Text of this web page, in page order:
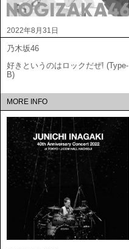
2022年8月31日
乃木坂46
好きというのはロックだぜ! (Type-
B)
MORE INFO